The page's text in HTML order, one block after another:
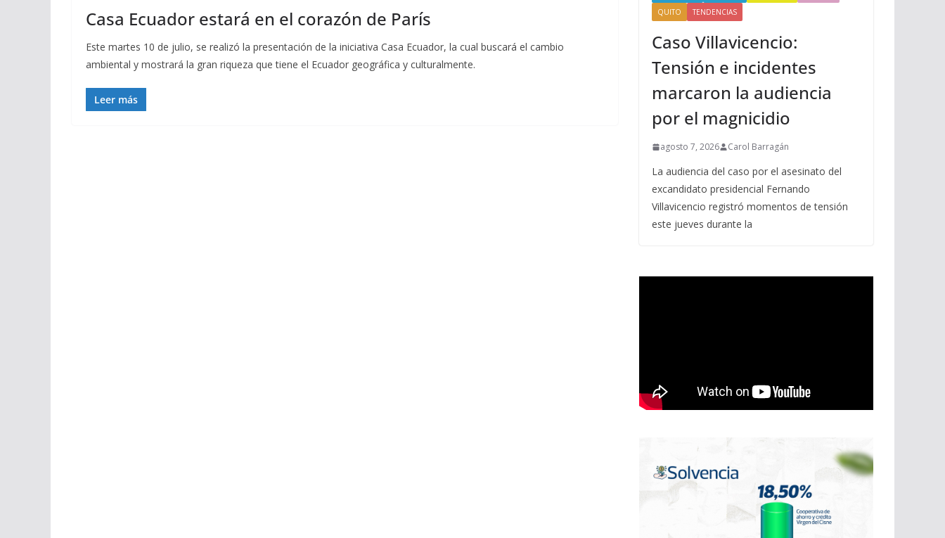
Casa Ecuador estará en el corazón de París
Este martes 10 de julio, se realizó la presentación de la iniciativa Casa Ecuador, la cual buscará el cambio
ambiental y mostrará la gran riqueza que tiene el Ecuador geográfica y culturalmente.
Leer más
QUITO
TENDENCIAS
Caso Villavicencio:
Tensión e incidentes
marcaron la audiencia
por el magnicidio
agosto 7, 2026 Carol Barragán
La audiencia del caso por el asesinato del
excandidato presidencial Fernando
Villavicencio registró momentos de tensión
este jueves durante la